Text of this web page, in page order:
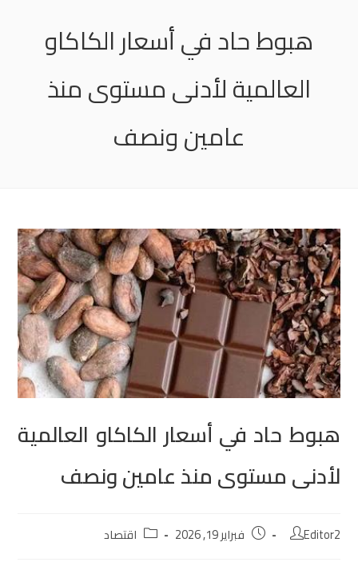
هبوط حاد في أسعار الكاكاو
العالمية لأدنى مستوى منذ
عامين ونصف
هبوط حاد في أسعار الكاكاو العالمية
لأدنى مستوى منذ عامين ونصف
Editor2 فبراير 19, 2026 اقتصاد